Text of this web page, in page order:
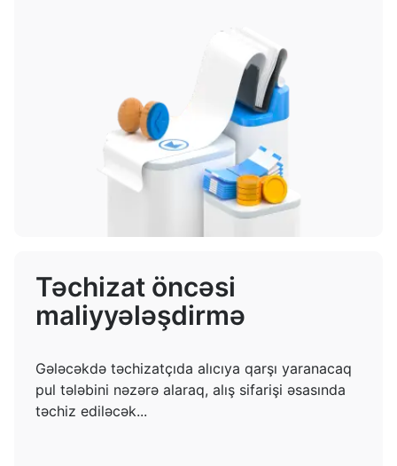
Təchizat öncəsi
maliyyələşdirmə
Gələcəkdə təchizatçıda alıcıya qarşı yaranacaq
pul tələbini nəzərə alaraq, alış sifarişi əsasında
təchiz ediləcək...